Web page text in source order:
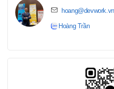
hoang@devwork.vn
Hoàng Trần